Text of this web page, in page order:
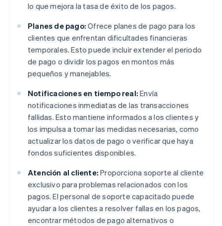
lo que mejora la tasa de éxito de los pagos.
Planes de pago: Ofrece planes de pago para los
clientes que enfrentan dificultades financieras
temporales. Esto puede incluir extender el periodo
de pago o dividir los pagos en montos más
pequeños y manejables.
Notificaciones en tiempo real: Envía
notificaciones inmediatas de las transacciones
fallidas. Esto mantiene informados a los clientes y
los impulsa a tomar las medidas necesarias, como
actualizar los datos de pago o verificar que haya
fondos suficientes disponibles.
Atención al cliente: Proporciona soporte al cliente
exclusivo para problemas relacionados con los
pagos. El personal de soporte capacitado puede
ayudar a los clientes a resolver fallas en los pagos,
encontrar métodos de pago alternativos o